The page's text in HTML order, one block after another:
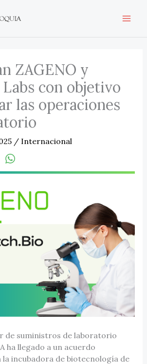
ZAGENO y
con objetivo
las operaciones
/ Internacional
de suministros de laboratorio
ha llegado a un acuerdo
incubadora de biotecnología de